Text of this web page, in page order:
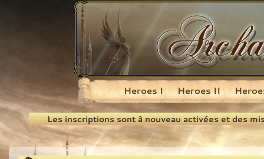
Recherche
Heroes I Heroes II
Les inscriptions sont à nouveau activées et des